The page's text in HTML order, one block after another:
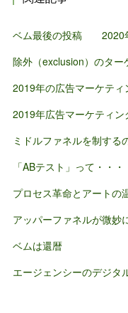
ベム最後の投稿 2020
除外（exclusion）のター
2019年の広告マーケテ
2019年広告マーケティ
ミドルファネルを制する
「ABテスト」って・・・
プロセス革命とアートの
アッパーファネルが微妙
ベムは還暦
エージェンシーのデジタ